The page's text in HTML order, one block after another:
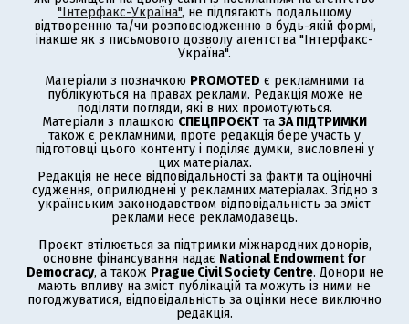
"Інтерфакс-Україна", не підлягають подальшому
відтворенню та/чи розповсюдженню в будь-якій формі,
інакше як з письмового дозволу агентства "Інтерфакс-
Україна".
Матеріали з позначкою PROMOTED є рекламними та
публікуються на правах реклами. Редакція може не
поділяти погляди, які в них промотуються.
Матеріали з плашкою СПЕЦПРОЄКТ та ЗА ПІДТРИМКИ
також є рекламними, проте редакція бере участь у
підготовці цього контенту і поділяє думки, висловлені у
цих матеріалах.
Редакція не несе відповідальності за факти та оціночні
судження, оприлюднені у рекламних матеріалах. Згідно з
українським законодавством відповідальність за зміст
реклами несе рекламодавець.
Проєкт втілюється за підтримки міжнародних донорів,
основне фінансування надає National Endowment for
Democracy, а також Prague Civil Society Centre. Донори не
мають впливу на зміст публікацій та можуть із ними не
погоджуватися, відповідальність за оцінки несе виключно
редакція.